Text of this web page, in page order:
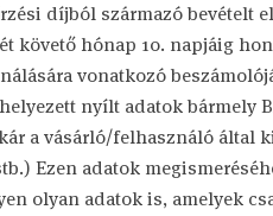
díjból származó bevételt
követő hónap 10. napjáig
vonatkozó
nyílt adatok bármely
a vásárló/felhasználó által
Ezen adatok
olyan adatok is, amelyek